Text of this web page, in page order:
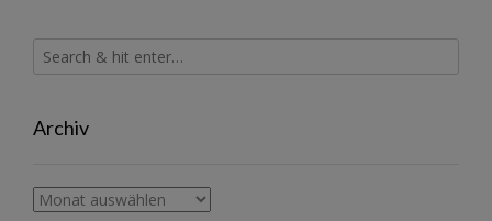
Archiv
Archiv